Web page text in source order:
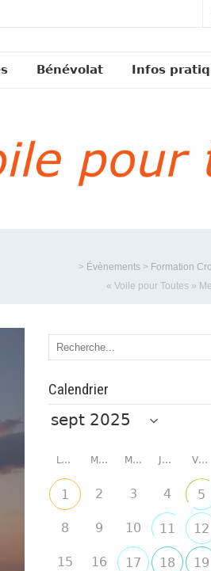
Bénévolat Infos
> Évènements > Formation
« Voile pour Toutes »
Calendrier
LUNDI MARDI MERCREDI JEUDI VENDREDI
1 2 3 4 5
8 9 10 11 12
15 16 17 18 19